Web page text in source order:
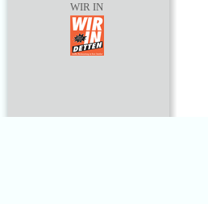
WIR IN